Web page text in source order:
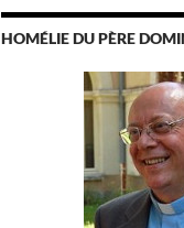
HOMÉLIE DU PÈRE